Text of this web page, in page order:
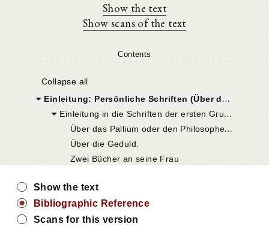
Show the text
Show scans of the text
Contents
Collapse all
Einleitung: Persönliche Schriften (Über das Pallium oder den Philosophenmantel, über die Geduld und an seine Frau)
Einleitung in die Schriften der ersten Gruppe
Ü
ber das Pallium oder den Philosophenmantel.
Über die Geduld.
Zwei Bücher an seine Frau
Show the text
Bibliographic Reference
Scans for this version